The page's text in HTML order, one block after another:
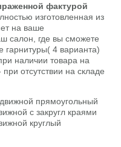
фактурой
изготовленная из
на ваше
салон, где вы сможете
гарнитуры( 4 варианта)
наличии товара на
отсутствии на складе
прямоугольный
с закругл краями
круглый